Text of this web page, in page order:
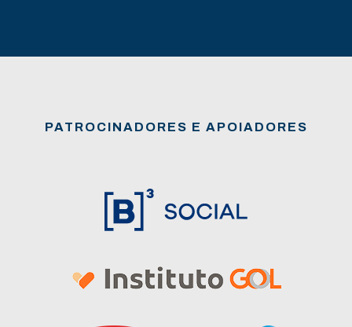
PATROCINADORES E APOIADORES